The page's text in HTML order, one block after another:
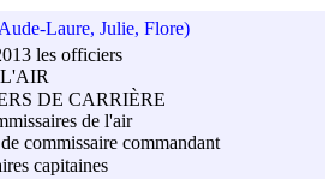
Laure, Julie, Flore)
les officiers
DE CARRIÈRE
de l'air
commissaire commandant
capitaines